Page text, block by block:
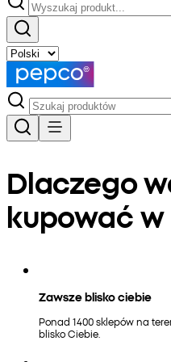
Dlaczego
kupować
Zawsze blisko ciebie
Ponad 1400 sklepów na
blisko Ciebie.